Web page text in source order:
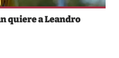
quiere a Leandro